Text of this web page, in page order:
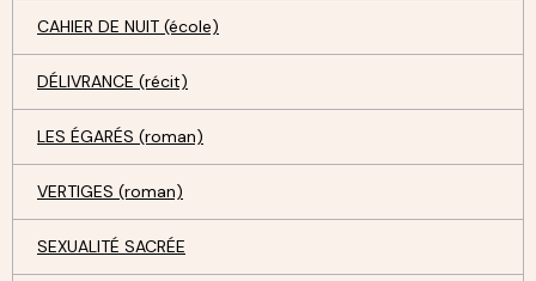
CAHIER DE NUIT (école)
DÉLIVRANCE (récit)
LES ÉGARÉS (roman)
VERTIGES (roman)
SEXUALITÉ SACRÉE